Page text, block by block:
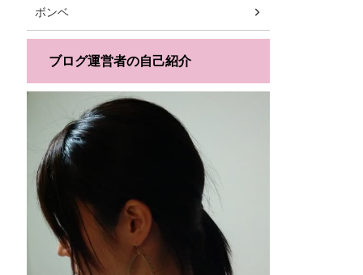
ボンベ
ブログ運営者の自己紹介